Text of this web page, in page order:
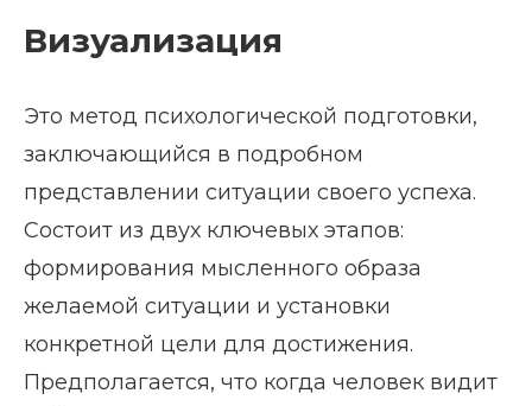
Визуализация
Это метод психологической подготовки,
заключающийся в подробном
представлении ситуации своего успеха.
Состоит из двух ключевых этапов:
формирования мысленного образа
желаемой ситуации и установки
конкретной цели для достижения.
Предполагается, что когда человек видит